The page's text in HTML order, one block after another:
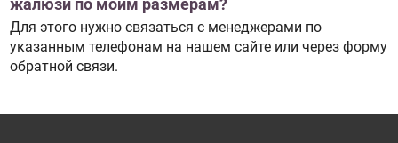
жалюзи по моим размерам?
Для этого нужно связаться с менеджерами по
указанным телефонам на нашем сайте или через форму
обратной связи.